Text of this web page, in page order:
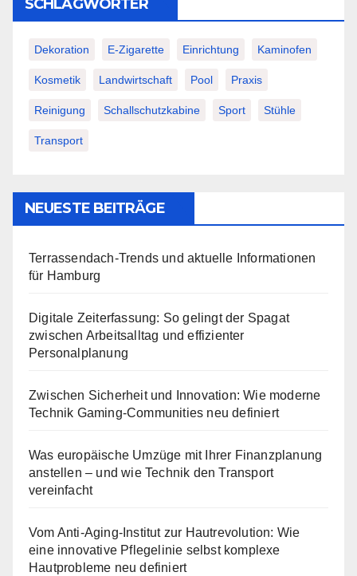
SCHLAGWÖRTER
Dekoration E-Zigarette Einrichtung Kaminofen
Kosmetik Landwirtschaft Pool Praxis
Reinigung Schallschutzkabine Sport Stühle
Transport
NEUESTE BEITRÄGE
Terrassendach-Trends und aktuelle Informationen
für Hamburg
Digitale Zeiterfassung: So gelingt der Spagat
zwischen Arbeitsalltag und effizienter
Personalplanung
Zwischen Sicherheit und Innovation: Wie moderne
Technik Gaming-Communities neu definiert
Was europäische Umzüge mit Ihrer Finanzplanung
anstellen – und wie Technik den Transport
vereinfacht
Vom Anti-Aging-Institut zur Hautrevolution: Wie
eine innovative Pflegelinie selbst komplexe
Hautprobleme neu definiert